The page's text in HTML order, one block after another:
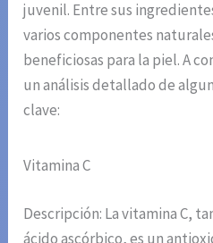
juvenil. Entre sus
varios componentes
beneficiosas para la piel. A
un análisis detallado de
clave:
Vitamina C
Descripción: La vitamina C,
ácido ascórbico, es un